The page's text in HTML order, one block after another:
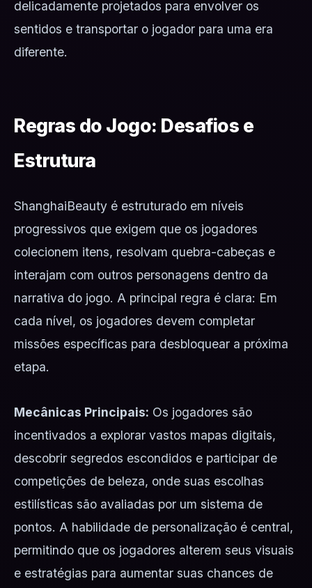
delicadamente projetados para envolver os
sentidos e transportar o jogador para uma era
diferente.
Regras do Jogo: Desafios e
Estrutura
ShanghaiBeauty é estruturado em níveis
progressivos que exigem que os jogadores
colecionem itens, resolvam quebra-cabeças e
interajam com outros personagens dentro da
narrativa do jogo. A principal regra é clara: Em
cada nível, os jogadores devem completar
missões específicas para desbloquear a próxima
etapa.
Mecânicas Principais: Os jogadores são
incentivados a explorar vastos mapas digitais,
descobrir segredos escondidos e participar de
competições de beleza, onde suas escolhas
estilísticas são avaliadas por um sistema de
pontos. A habilidade de personalização é central,
permitindo que os jogadores alterem seus visuais
e estratégias para aumentar suas chances de